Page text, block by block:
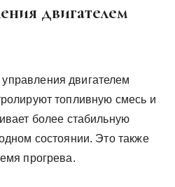
двигателем
двигателем
топливную смесь и
более стабильную
состоянии. Это также
прогрева.